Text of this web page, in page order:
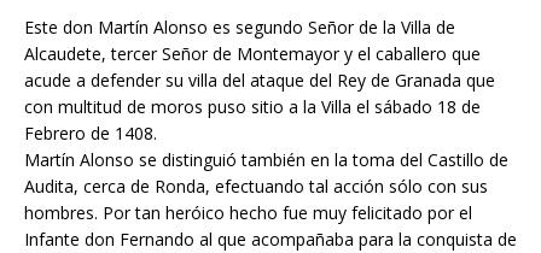
Este don Martín Alonso es segundo Señor de la Villa de
Alcaudete, tercer Señor de Montemayor y el caballero que
acude a defender su villa del ataque del Rey de Granada que
con multitud de moros puso sitio a la Villa el sábado 18 de
Febrero de 1408.
Martín Alonso se distinguió también en la toma del Castillo de
Audita, cerca de Ronda, efectuando tal acción sólo con sus
hombres. Por tan heróico hecho fue muy felicitado por el
Infante don Fernando al que acompañaba para la conquista de